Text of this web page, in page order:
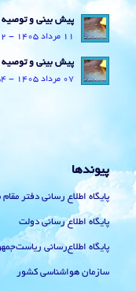
پیش بینی و توصیه های
11 مرداد 1405 - 12:22 ب.ظ
پیش بینی و توصیه های
07 مرداد 1405 - 11:54 ق.ظ
پیوندها
پایگاه اطلاع رسانی دفتر
پایگاه اطلاع رسانی دولت
پایگاه اطلاع‌رسانی
سازمان هواشناسی کشور